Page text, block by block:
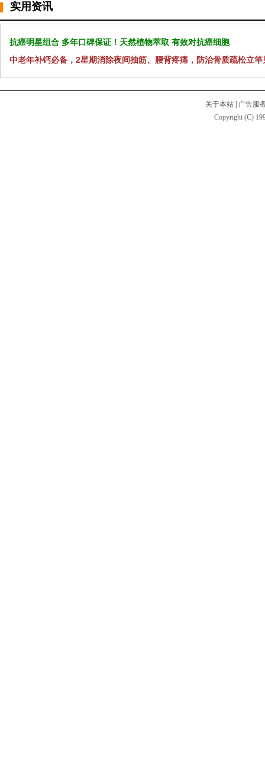
实用资讯
抗癌明星组合 多年口碑保证！天然植物萃取 有效对抗癌细胞
中老年补钙必备，2星期消除夜间抽筋、腰背疼痛，防治骨质疏松立竿
关于本站
广告服
Copyright (C)